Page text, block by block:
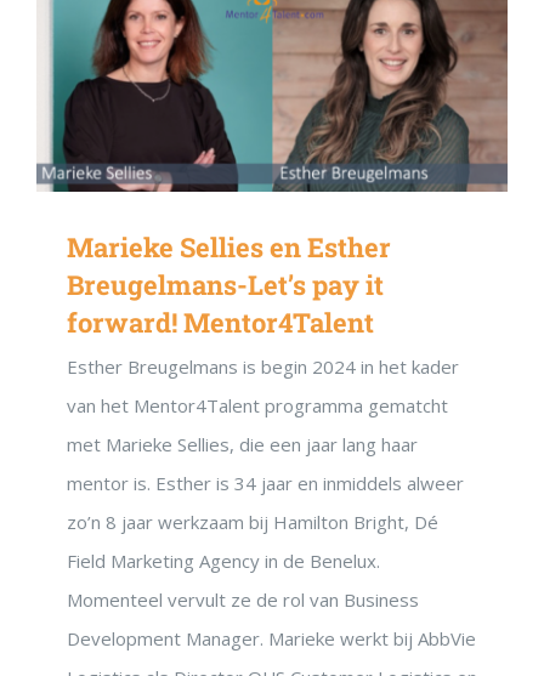
Marieke Sellies en Esther
Breugelmans-Let’s pay it
forward! Mentor4Talent
Esther Breugelmans is begin 2024 in het kader
van het Mentor4Talent programma gematcht
met Marieke Sellies, die een jaar lang haar
mentor is. Esther is 34 jaar en inmiddels alweer
zo’n 8 jaar werkzaam bij Hamilton Bright, Dé
Field Marketing Agency in de Benelux.
Momenteel vervult ze de rol van Business
Development Manager. Marieke werkt bij AbbVie